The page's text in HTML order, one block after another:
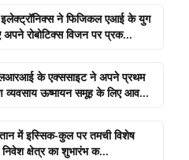
ने फिजिकल एआई के युग
अपने रोबोटिक्स विजन पर प्रक...
के एक्ससाइट ने अपने प्रथम
व्यवसाय ऊष्मायन समूह के लिए आव...
में इस्सिक-कुल पर तमची विशेष
निवेश क्षेत्र का शुभारंभ क...